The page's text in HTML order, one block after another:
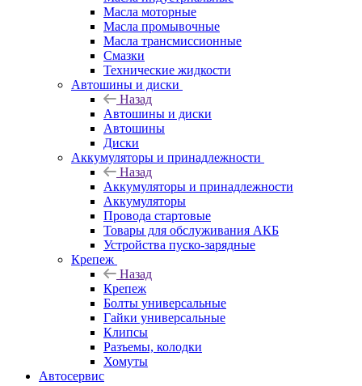
Масла моторные
Масла промывочные
Масла трансмиссионные
Смазки
Технические жидкости
Автошины и диски
Назад
Автошины и диски
Автошины
Диски
Аккумуляторы и принадлежности
Назад
Аккумуляторы и принадлежности
Аккумуляторы
Провода стартовые
Товары для обслуживания АКБ
Устройства пуско-зарядные
Крепеж
Назад
Крепеж
Болты универсальные
Гайки универсальные
Клипсы
Разъемы, колодки
Хомуты
Автосервис